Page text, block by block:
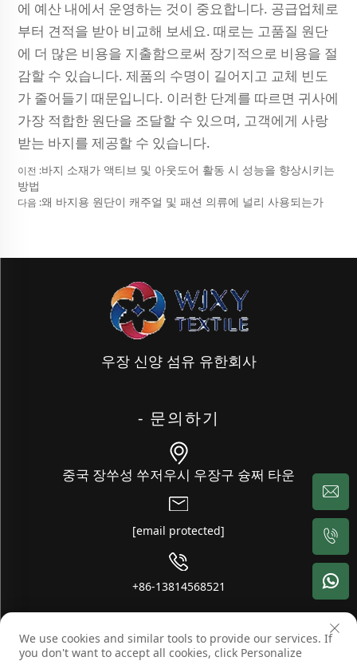
에 예산 내에서 운영하는 것이 중요합니다. 공급업체로
부터 견적을 받아 비교해 보세요. 때로는 고품질 원단
에 더 많은 비용을 지출함으로써 장기적으로 비용을 절
감할 수 있습니다. 제품의 수명이 길어지고 교체 빈도
가 줄어들기 때문입니다. 이러한 단계를 따르면 귀사에
가장 적합한 원단을 조달할 수 있으며, 고객에게 사랑
받는 바지를 제공할 수 있습니다.
이전 :바지 소재가 액티브 및 아웃도어 활동 시 성능을 향상시키는
방법
다음 :왜 바지용 원단이 캐주얼 및 패션 의류에 널리 사용되는가
우장 신양 섬유 유한회사
- 문의하기
중국 장쑤성 쑤저우시 우장구 슝쩌 타운
[email protected]
+86-13814568521
저작권 © 우장 신양 섬유 유한회사. 무단 복제 금지 -블로그-개인정
We use cookies and similar tools to provide our services. If
you don't want to accept all cookies, click Personalize